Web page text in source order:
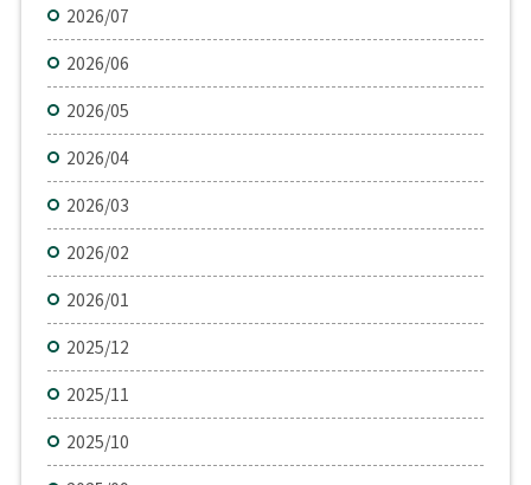
2026/07
2026/06
2026/05
2026/04
2026/03
2026/02
2026/01
2025/12
2025/11
2025/10